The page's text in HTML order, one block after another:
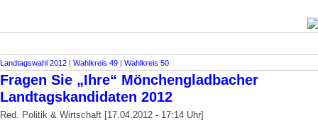
Landtagswahl 2012 | Wahlkreis 49 | Wahlkreis 50
Fragen Sie „Ihre“ Mönchengladbacher
Landtagskandidaten 2012
Red. Politik & Wirtschaft [17.04.2012 - 17:14 Uhr]